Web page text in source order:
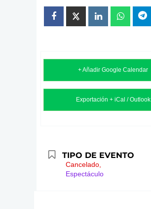
+ Añadir Google Calendar
Exportación + iCal / Outlook
TIPO DE EVENTO
Cancelado,
Espectáculo